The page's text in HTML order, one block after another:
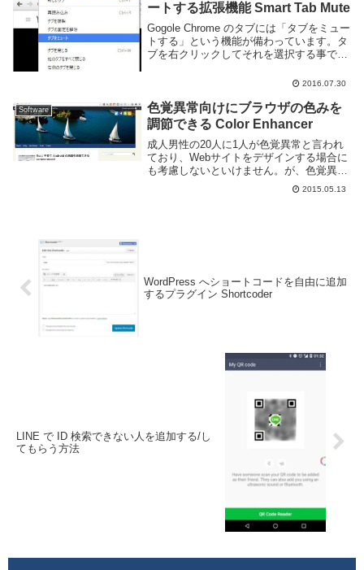
ートする拡張機能 Smart Tab Mute
Gogole Chrome のタブには「タブをミュー
トする」という機能が備わっています。タ
ブを右クリックしてそれを選択する事でそ
し、これを一々手動で切り替えるのは結構
2016.07.30
Software
色覚異常向けにブラウザの色みを
調節できる Color Enhancer
成人男性の20人に1人が色覚異常と言われ
ており、Webサイトをデザインする場合に
も考慮しないといけません。が、色覚異常
を考慮されずに作成されている Web サイ
トも多いです。自分はそうでないのでわか
2015.05.13
WordPress へショートコードを自由に追加
するプラグイン Shortcoder
LINE で ID 検索できない人を追加する/し
てもらう方法